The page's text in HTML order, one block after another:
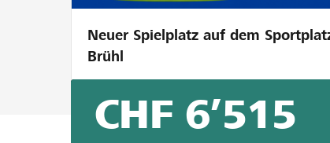
Neuer Spielplatz auf dem
Brühl
CHF 6’515